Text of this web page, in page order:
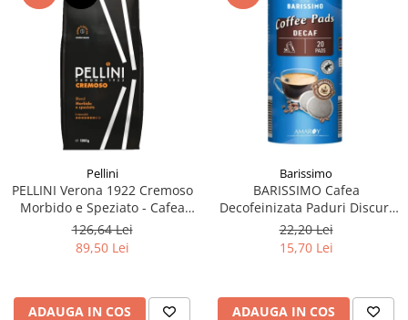
Pellini
PELLINI Verona 1922 Cremoso
Morbido e Speziato - Cafea
Boabe 1kg
126,64 Lei
89,50 Lei
ADAUGA IN COS
Barissimo
BARISSIMO Cafea
Decofeinizata Paduri Discuri
Senseo 62mm Monodoze
20buc - 140g
22,20 Lei
15,70 Lei
ADAUGA IN COS